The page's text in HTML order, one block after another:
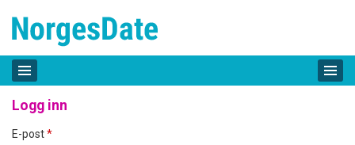
Logg inn
E-post*